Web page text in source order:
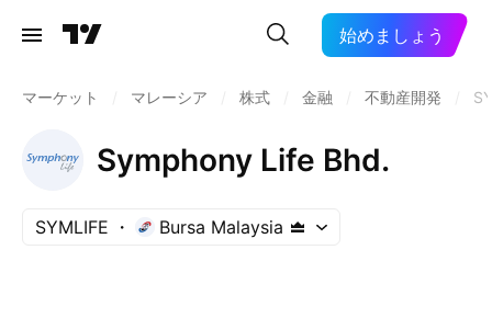
始めましょう
マーケット マレーシア 株式 金融 不動産開発
Symphony Life Bhd.
SYMLIFE Bursa Malaysia